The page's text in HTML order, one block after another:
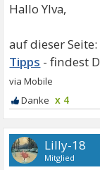
Hallo Ylva,
Tipps
x 4
Lilly-18
Mitglied